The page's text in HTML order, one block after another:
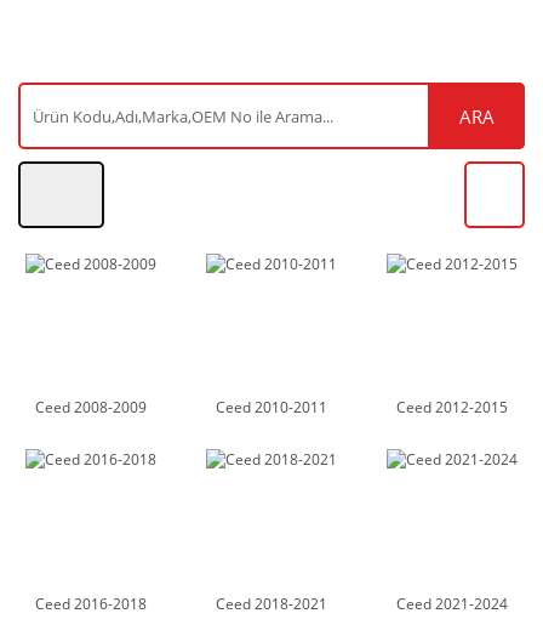
ARA
Ceed 2008-2009 Ceed 2010-2011 Ceed 2012-2015
Ceed 2016-2018 Ceed 2018-2021 Ceed 2021-2024